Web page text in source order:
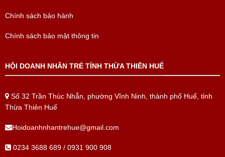
Chính sách bảo hành
Chính sách bảo mật thông tin
HỘI DOANH NHÂN TRẺ TỈNH THỪA THIÊN HUẾ
Số 32 Trần Thúc Nhẫn, phường Vĩnh Ninh, thành phố Huế, tỉnh
Thừa Thiên Huế
Hoidoanhnhantrehue@gmail.com
0234 3688 689 / 0931 900 908